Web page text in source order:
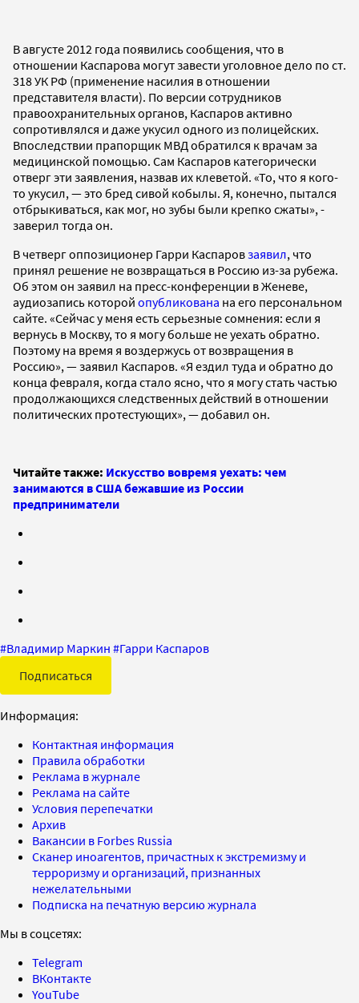
В августе 2012 года появились сообщения, что в
отношении Каспарова могут завести уголовное дело по ст.
318 УК РФ (применение насилия в отношении
представителя власти). По версии сотрудников
правоохранительных органов, Каспаров активно
сопротивлялся и даже укусил одного из полицейских.
Впоследствии прапорщик МВД обратился к врачам за
медицинской помощью. Сам Каспаров категорически
отверг эти заявления, назвав их клеветой. «То, что я кого-
то укусил, — это бред сивой кобылы. Я, конечно, пытался
отбрыкиваться, как мог, но зубы были крепко сжаты», -
заверил тогда он.
В четверг оппозиционер Гарри Каспаровзаявил, что
принял решение не возвращаться в Россию из-за рубежа.
Об этом он заявил на пресс-конференции в Женеве,
аудиозапись которой опубликована на его персональном
сайте. «Сейчас у меня есть серьезные сомнения: если я
вернусь в Москву, то я могу больше не уехать обратно.
Поэтому на время я воздержусь от возвращения в
Россию», — заявил Каспаров. «Я ездил туда и обратно до
конца февраля, когда стало ясно, что я могу стать частью
продолжающихся следственных действий в отношении
политических протестующих», — добавил он.
Читайте также: Искусство вовремя уехать: чем
занимаются в США бежавшие из России
предприниматели
#Владимир Маркин #Гарри Каспаров
Подписаться
Информация:
Контактная информация
Правила обработки
Реклама в журнале
Реклама на сайте
Условия перепечатки
Архив
Вакансии в Forbes Russia
Сканер иноагентов, причастных к экстремизму и
терроризму и организаций, признанных
нежелательными
Подписка на печатную версию журнала
Мы в соцсетях:
Telegram
ВКонтакте
YouTube